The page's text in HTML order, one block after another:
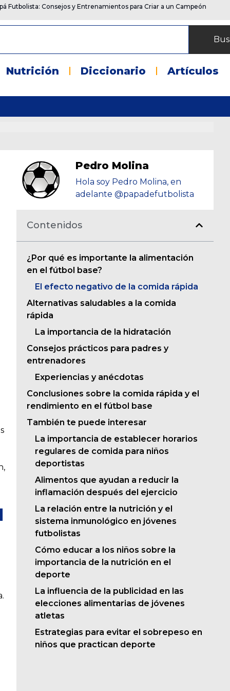
Futbolista: Consejos y Entrenamientos para Criar a un Campeón
Nutrición Diccionario Artículos
Pedro Molina
Hola soy Pedro Molina, en
adelante @papadefutbolista
Contenidos
¿Por qué es importante la alimentación
en el fútbol base?
El efecto negativo de la comida rápida
Alternativas saludables a la comida
rápida
La importancia de la hidratación
Consejos prácticos para padres y
entrenadores
Experiencias y anécdotas
Conclusiones sobre la comida rápida y el
rendimiento en el fútbol base
También te puede interesar
La importancia de establecer horarios
regulares de comida para niños
deportistas
Alimentos que ayudan a reducir la
inflamación después del ejercicio
La relación entre la nutrición y el
sistema inmunológico en jóvenes
futbolistas
Cómo educar a los niños sobre la
importancia de la nutrición en el
deporte
La influencia de la publicidad en las
elecciones alimentarias de jóvenes
atletas
Estrategias para evitar el sobrepeso en
niños que practican deporte